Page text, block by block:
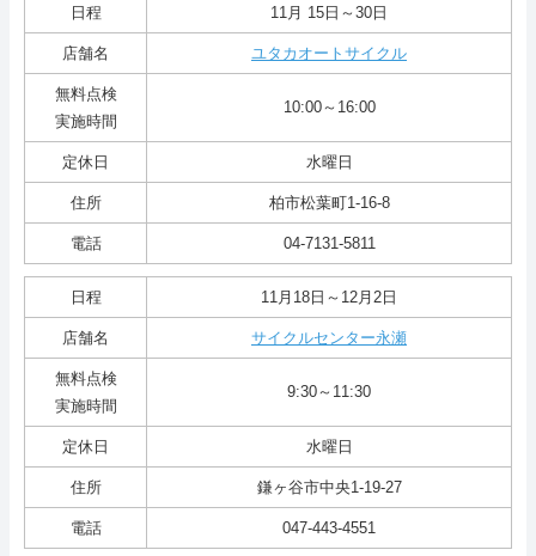
日程 11月 15日～30日
店舗名 ユタカオートサイクル
無料点検
実施時間
10:00～16:00
定休日 水曜日
住所 柏市松葉町1-16-8
電話 04-7131-5811
日程 11月18日～12月2日
店舗名 サイクルセンター永瀬
無料点検
実施時間
9:30～11:30
定休日 水曜日
住所 鎌ヶ谷市中央1-19-27
電話 047-443-4551